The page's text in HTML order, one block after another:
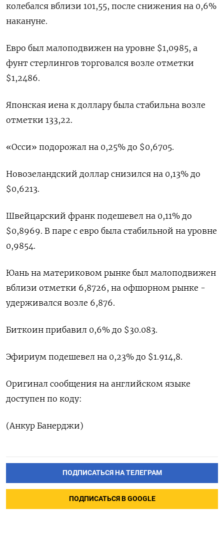
колебался вблизи 101,55​, после снижения на 0,6%
накануне.
Евро был малоподвижен на уровне $1,0985​, а
фунт стерлингов торговался возле отметки
$1,2486​.
Японская иена к доллару была стабильна возле
отметки 133,22.
«Осси» подорожал на 0,25% до $0,6705​.
Новозеландский доллар снизился на 0,13% до
$0,6213​.
Швейцарский франк подешевел на 0,11% до
$0,8969​. В паре с евро была стабильной на уровне
0,9854.
Юань на материковом рынке был малоподвижен
вблизи отметки 6,8726​, на офшорном рынке -
удерживался возле 6,876.
Биткоин прибавил 0,6% до $30.083.
Эфириум подешевел на 0,23% до $1.914,8.
Оригинал сообщения на английском языке
доступен по коду:
(Анкур Банерджи)
ПОДПИСАТЬСЯ НА ТЕЛЕГРАМ
ПОДПИСАТЬСЯ В GOOGLE